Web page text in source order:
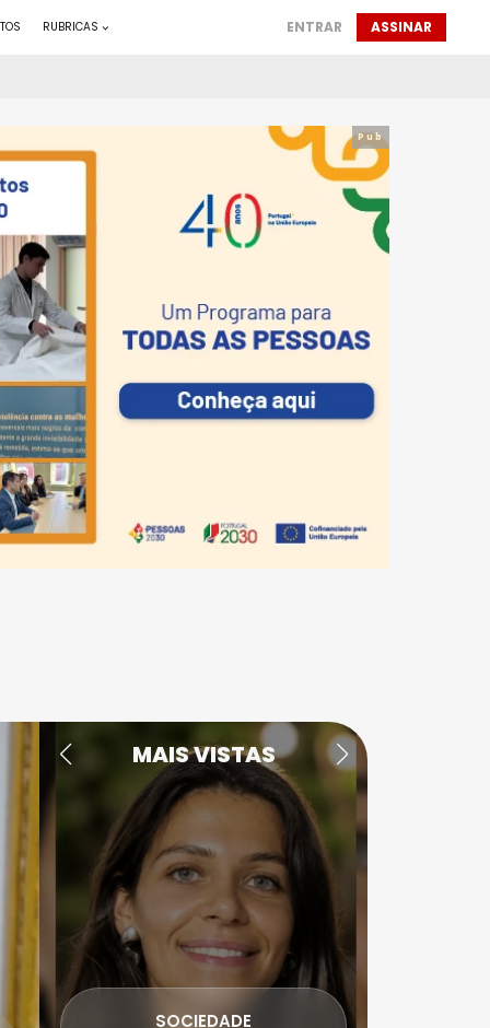
RUBRICAS ENTRAR ASSINAR
Pub
MAIS VISTAS
DESPORTO